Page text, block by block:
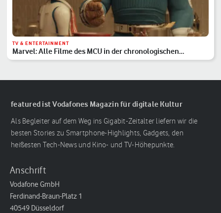
TV & ENTERTAINMENT
Marvel: Alle Filme des MCU in der chronologischen
Reihenfolge
featured ist Vodafones Magazin für digitale Kultur
Als Begleiter auf dem Weg ins Gigabit-Zeitalter liefern wir die
besten Stories zu Smartphone-Highlights, Gadgets, den
heißesten Tech-News und Kino- und TV-Höhepunkte.
Anschrift
Vodafone GmbH
Ferdinand-Braun-Platz 1
40549 Düsseldorf